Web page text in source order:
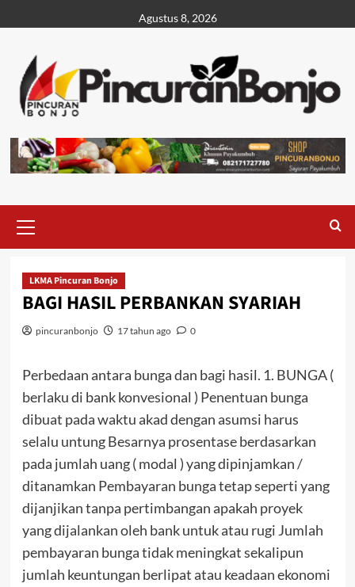
Agustus 8, 2026
LKMA Pincuran Bonjo
BAGI HASIL PERBANKAN SYARIAH
pincuranbonjo 17 tahun ago 0
Perbedaan antara bunga dan bagi hasil. 1. BUNGA (
berlaku di bank konvesional ) Penentuan bunga
dibuat pada waktu akad dengan asumsi harus
selalu untung Besarnya prosentase berdasarkan
pada jumlah uang ( modal ) yang dipinjamkan /
ditanamkan Pembayaran bunga tetap seperti yang
dijanjikan tanpa pertimbangan apakah proyek
yang dijalankan oleh bank untuk atau rugi Jumlah
pembayaran bunga tidak meningkat sekalipun
jumlah keuntungan berlipat atau keadaan ekonomi